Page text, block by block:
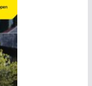
nagrađuje